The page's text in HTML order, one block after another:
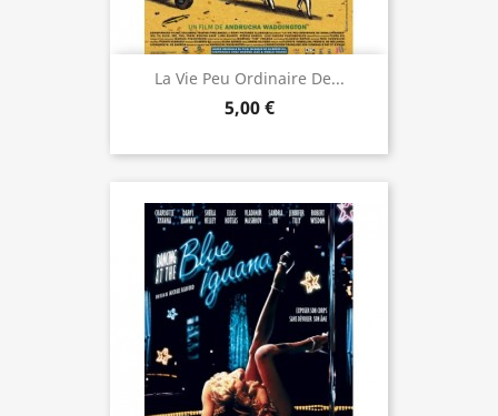
La Vie Peu Ordinaire De...
5,00 €